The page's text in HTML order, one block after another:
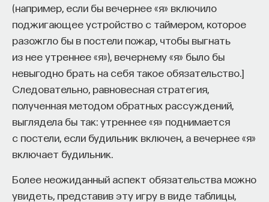
(например, если бы вечернее «я» включило
поджигающее устройство с таймером, которое
разожгло бы в постели пожар, чтобы выгнать
из нее утреннее «я»), вечернему «я» было бы
невыгодно брать на себя такое обязательство.]
Следовательно, равновесная стратегия,
полученная методом обратных рассуждений,
выглядела бы так: утреннее «я» поднимается
с постели, если будильник включен, а вечернее «я»
включает будильник.
Более неожиданный аспект обязательства можно
увидеть, представив эту игру в виде таблицы,